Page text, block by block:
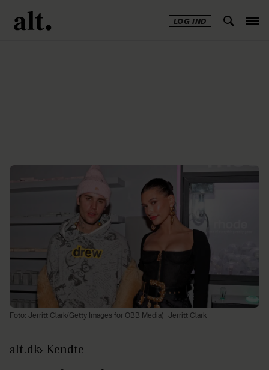
LOG IND
Foto: Jerritt Clark/Getty Images for OBB Media) Jerritt Clark
alt.dk Kendte